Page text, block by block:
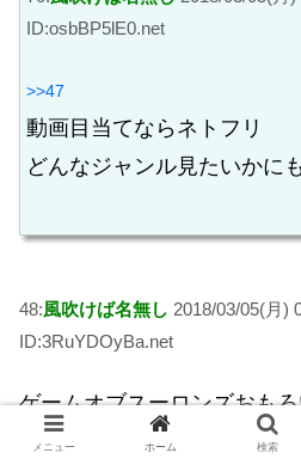
ID:osbBP5lE0.net
>>47
動画目当てならネトフリ
どんなジャンル見たいかに
48:風吹けば名無し 2018/03/05(月)
ID:3RuYDOyBa.net
ゲームオブスーロンズおも
けどクソつまんねえ
メニュー ホーム 検索